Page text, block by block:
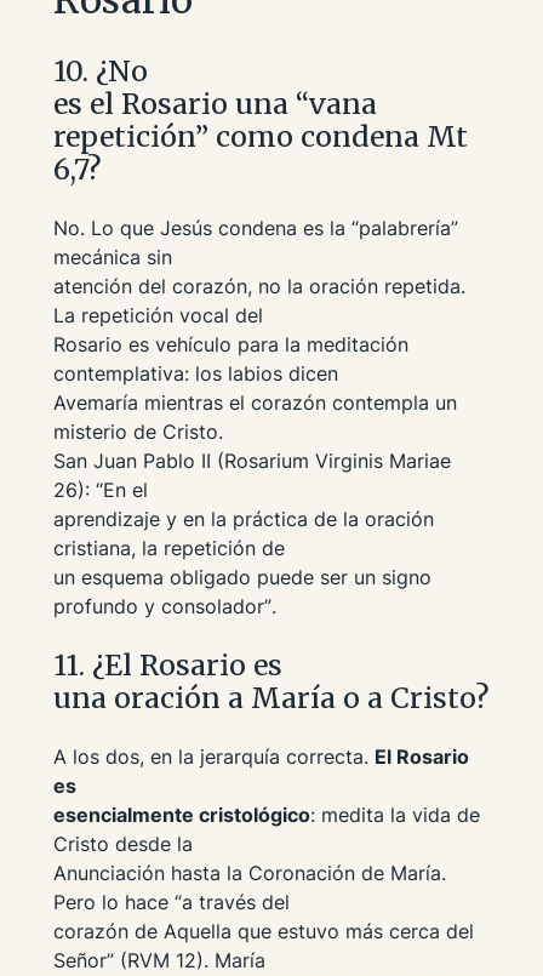
10. ¿No
es el Rosario una “vana
repetición” como condena Mt
6,7?
No. Lo que Jesús condena es la “palabrería”
mecánica sin
atención del corazón, no la oración repetida.
La repetición vocal del
Rosario es vehículo para la meditación
contemplativa: los labios dicen
Avemaría mientras el corazón contempla un
misterio de Cristo.
San Juan Pablo II (Rosarium Virginis Mariae
26): “En el
aprendizaje y en la práctica de la oración
cristiana, la repetición de
un esquema obligado puede ser un signo
profundo y consolador”.
11. ¿El Rosario es
una oración a María o a Cristo?
A los dos, en la jerarquía correcta. El Rosario
es
esencialmente cristológico: medita la vida de
Cristo desde la
Anunciación hasta la Coronación de María.
Pero lo hace “a través del
corazón de Aquella que estuvo más cerca del
Señor”(RVM 12). María